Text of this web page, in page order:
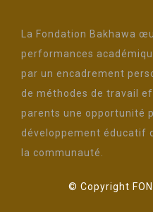
La Fondation Bakhawa
performances
par un encadrement
de méthodes de travail
parents une opportunité
développement éducatif
la communauté.
© Copyright